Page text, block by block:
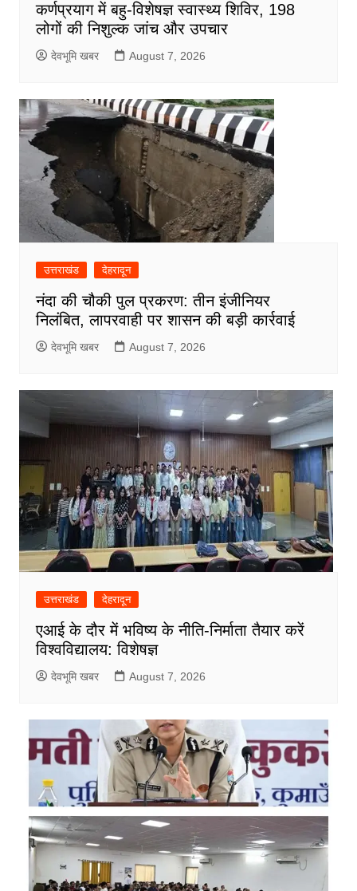
कर्णप्रयाग में बहु-विशेषज्ञ स्वास्थ्य शिविर, 198
लोगों की निशुल्क जांच और उपचार
देवभूमि खबर August 7, 2026
उत्तराखंड देहरादून
नंदा की चौकी पुल प्रकरण: तीन इंजीनियर
निलंबित, लापरवाही पर शासन की बड़ी कार्रवाई
देवभूमि खबर August 7, 2026
उत्तराखंड देहरादून
एआई के दौर में भविष्य के नीति-निर्माता तैयार करें
विश्वविद्यालय: विशेषज्ञ
देवभूमि खबर August 7, 2026